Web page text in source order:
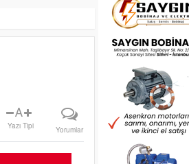
A
Yazı Tipi Yorumlar